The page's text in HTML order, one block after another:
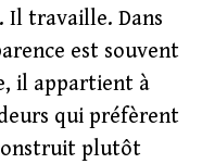
Il travaille. Dans
est souvent
il appartient à
qui préfèrent
plutôt